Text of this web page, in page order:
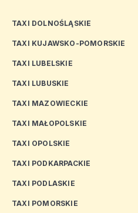
TAXI DOLNOŚLĄSKIE
TAXI KUJAWSKO-POMORSKIE
TAXI LUBELSKIE
TAXI LUBUSKIE
TAXI MAZOWIECKIE
TAXI MAŁOPOLSKIE
TAXI OPOLSKIE
TAXI PODKARPACKIE
TAXI PODLASKIE
TAXI POMORSKIE